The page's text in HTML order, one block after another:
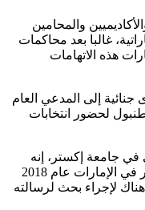
والمحامين
غالبا بعد محاكمات
هذه الاتهامات
إلى المدعي العام
لحضور انتخابات
أكاديمي في جامعة إكستر، إنه
احتُجز في حبس انفرادي لمدة سبعة أشهر في الإمارات عام 2018
لإجراء بحث لرسالته